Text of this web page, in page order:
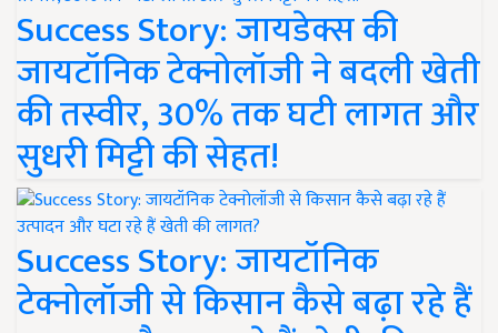
Success Story: जायडेक्स की
जायटॉनिक टेक्नोलॉजी ने बदली खेती
की तस्वीर, 30% तक घटी लागत और
सुधरी मिट्टी की सेहत!
Success Story: जायटॉनिक
टेक्नोलॉजी से किसान कैसे बढ़ा रहे हैं